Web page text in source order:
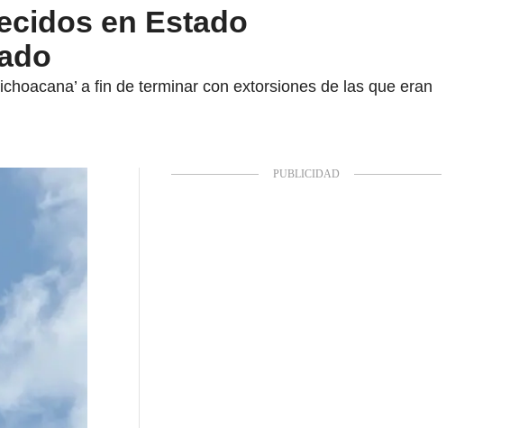
en Estado
a fin de terminar con extorsiones de las que eran